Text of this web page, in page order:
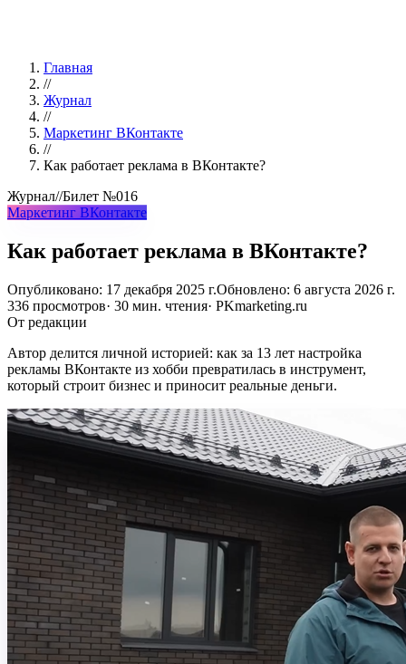
Главная
//
Журнал
//
Маркетинг ВКонтакте
//
Как работает реклама в ВКонтакте?
Журнал//Билет №016
Маркетинг ВКонтакте
Как работает реклама в ВКонтакте?
Опубликовано: 17 декабря 2025 г.Обновлено: 6 августа 2026 г.
336 просмотров· 30 мин. чтения· PKmarketing.ru
От редакции
Автор делится личной историей: как за 13 лет настройка
рекламы ВКонтакте из хобби превратилась в инструмент,
который строит бизнес и приносит реальные деньги.